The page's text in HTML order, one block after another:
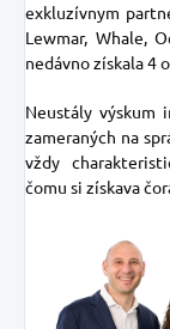
exkluzívnym
Lewmar, Whale,
nedávno získala 4
Neustály výskum
zameraných na
vždy
čomu si získava